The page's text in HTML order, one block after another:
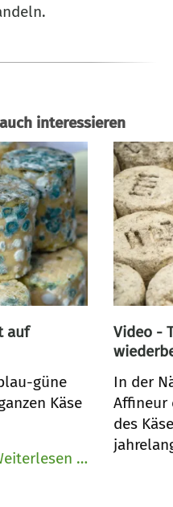
interessieren
auf
güne
Käse
…Welcher
Video -
In der
Affineur
des